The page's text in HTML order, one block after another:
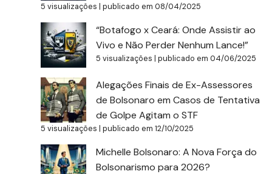
5 visualizações |publicado em 08/04/2025
“Botafogo x Ceará: Onde Assistir ao
Vivo e Não Perder Nenhum Lance!”
5 visualizações |publicado em 04/06/2025
Alegações Finais de Ex-Assessores
de Bolsonaro em Casos de Tentativa
de Golpe Agitam o STF
5 visualizações |publicado em 12/10/2025
Michelle Bolsonaro: A Nova Força do
Bolsonarismo para 2026?